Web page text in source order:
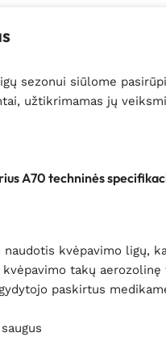
sezonui siūlome
užtikrimamas jų
A70 techninės
naudotis kvėpavimo ligų,
takų aerozolinę
paskirtus